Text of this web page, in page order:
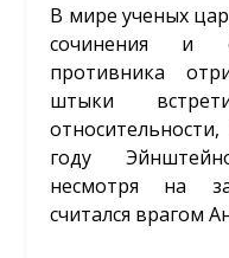
В мире ученых
сочинения и
противника
штыки
году
несмотря на
считался врагом